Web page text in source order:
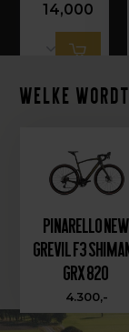
14,000
Welke
Pinarello New
Grevil F3
GRX 820
4.300,-